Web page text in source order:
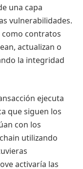
una capa
vulnerabilidades.
como contratos
actualizan o
la integridad
ejecuta
que siguen los
con los
utilizando
activaría las